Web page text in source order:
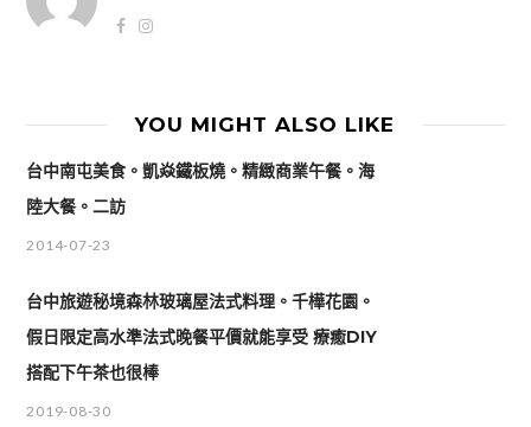
YOU MIGHT ALSO LIKE
台中南屯美食。凱焱鐵板燒。精緻商業午餐。海
陸大餐。二訪
2014-07-23
台中旅遊秘境森林玻璃屋法式料理。千樺花園。
假日限定高水準法式晚餐平價就能享受 療癒DIY
搭配下午茶也很棒
2019-08-30